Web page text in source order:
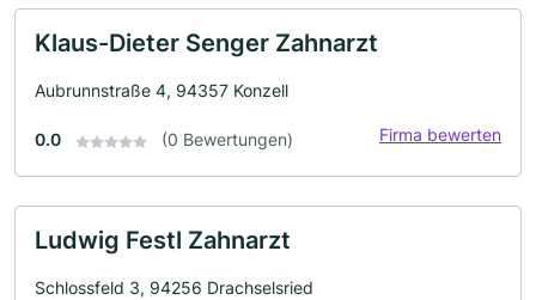
Klaus-Dieter Senger Zahnarzt
Aubrunnstraße 4, 94357 Konzell
0.0 (0 Bewertungen) Firma bewerten
Ludwig Festl Zahnarzt
Schlossfeld 3, 94256 Drachselsried